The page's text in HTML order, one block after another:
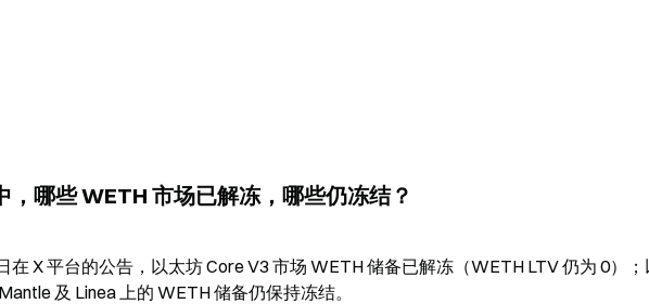
，哪些 WETH 市场已解冻，哪些仍冻结？
在 X 平台的公告，以太坊 Core V3 市场 WETH 储备已解冻（WETH LTV 仍为 0）
及 Linea 上的 WETH 储备仍保持冻结。